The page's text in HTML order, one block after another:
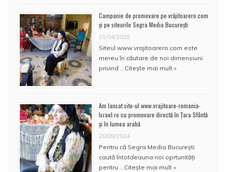
Campanie de promovare pe vrăjitoarero.com
și pe siteurile Segra Media București
01/04/2025
Siteul www.vrajitoarero.com este
mereu în căutare de noi dimensiuni
privind …Citește mai mult »
Am lansat site-ul www.vrajitoare-romania-
Israel.ro cu promovare directă în Țara Sfântă
și în lumea arabă
20/09/2024
Pentru că Segra Media București
caută întotdeauna noi oprtunități
pentru …Citește mai mult »